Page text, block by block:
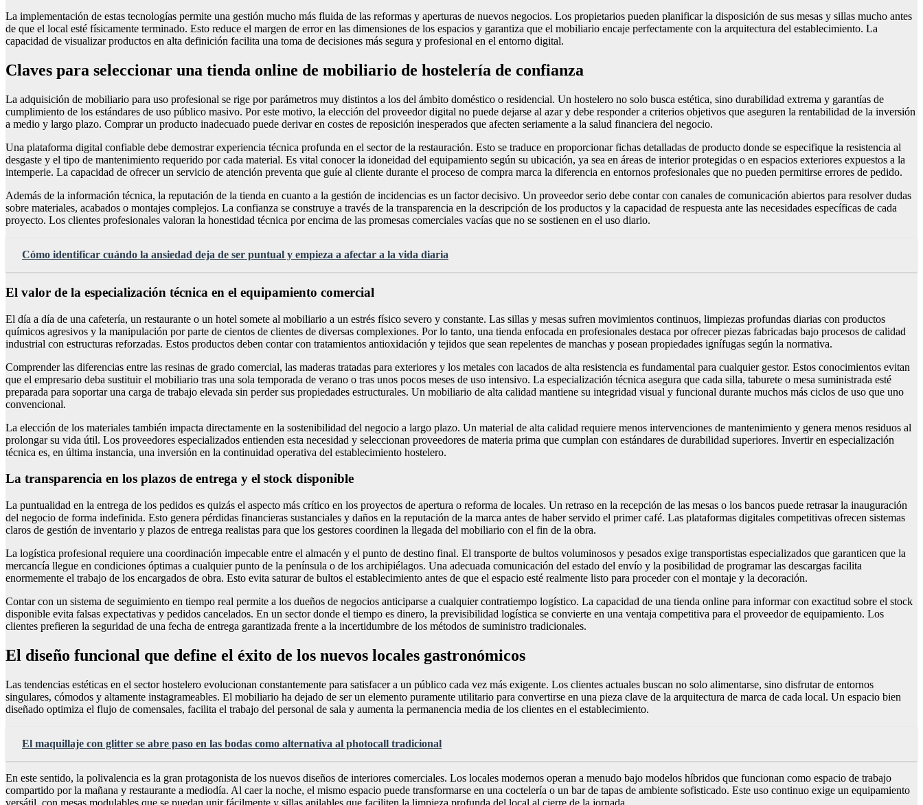
La implementación de estas tecnologías permite una gestión mucho más fluida de las reformas y aperturas de nuevos negocios. Los propietarios pueden planificar la disposición de sus mesas y sillas mucho antes
de que el local esté físicamente terminado. Esto reduce el margen de error en las dimensiones de los espacios y garantiza que el mobiliario encaje perfectamente con la arquitectura del establecimiento. La
capacidad de visualizar productos en alta definición facilita una toma de decisiones más segura y profesional en el entorno digital.
Claves para seleccionar una tienda online de mobiliario de hostelería de confianza
La adquisición de mobiliario para uso profesional se rige por parámetros muy distintos a los del ámbito doméstico o residencial. Un hostelero no solo busca estética, sino durabilidad extrema y garantías de
cumplimiento de los estándares de uso público masivo. Por este motivo, la elección del proveedor digital no puede dejarse al azar y debe responder a criterios objetivos que aseguren la rentabilidad de la inversión
a medio y largo plazo. Comprar un producto inadecuado puede derivar en costes de reposición inesperados que afecten seriamente a la salud financiera del negocio.
Una plataforma digital confiable debe demostrar experiencia técnica profunda en el sector de la restauración. Esto se traduce en proporcionar fichas detalladas de producto donde se especifique la resistencia al
desgaste y el tipo de mantenimiento requerido por cada material. Es vital conocer la idoneidad del equipamiento según su ubicación, ya sea en áreas de interior protegidas o en espacios exteriores expuestos a la
intemperie. La capacidad de ofrecer un servicio de atención preventa que guíe al cliente durante el proceso de compra marca la diferencia en entornos profesionales que no pueden permitirse errores de pedido.
Además de la información técnica, la reputación de la tienda en cuanto a la gestión de incidencias es un factor decisivo. Un proveedor serio debe contar con canales de comunicación abiertos para resolver dudas
sobre materiales, acabados o montajes complejos. La confianza se construye a través de la transparencia en la descripción de los productos y la capacidad de respuesta ante las necesidades específicas de cada
proyecto. Los clientes profesionales valoran la honestidad técnica por encima de las promesas comerciales vacías que no se sostienen en el uso diario.
Cómo identificar cuándo la ansiedad deja de ser puntual y empieza a afectar a la vida diaria
El valor de la especialización técnica en el equipamiento comercial
El día a día de una cafetería, un restaurante o un hotel somete al mobiliario a un estrés físico severo y constante. Las sillas y mesas sufren movimientos continuos, limpiezas profundas diarias con productos
químicos agresivos y la manipulación por parte de cientos de clientes de diversas complexiones. Por lo tanto, una tienda enfocada en profesionales destaca por ofrecer piezas fabricadas bajo procesos de calidad
industrial con estructuras reforzadas. Estos productos deben contar con tratamientos antioxidación y tejidos que sean repelentes de manchas y posean propiedades ignífugas según la normativa.
Comprender las diferencias entre las resinas de grado comercial, las maderas tratadas para exteriores y los metales con lacados de alta resistencia es fundamental para cualquier gestor. Estos conocimientos evitan
que el empresario deba sustituir el mobiliario tras una sola temporada de verano o tras unos pocos meses de uso intensivo. La especialización técnica asegura que cada silla, taburete o mesa suministrada esté
preparada para soportar una carga de trabajo elevada sin perder sus propiedades estructurales. Un mobiliario de alta calidad mantiene su integridad visual y funcional durante muchos más ciclos de uso que uno
convencional.
La elección de los materiales también impacta directamente en la sostenibilidad del negocio a largo plazo. Un material de alta calidad requiere menos intervenciones de mantenimiento y genera menos residuos al
prolongar su vida útil. Los proveedores especializados entienden esta necesidad y seleccionan proveedores de materia prima que cumplan con estándares de durabilidad superiores. Invertir en especialización
técnica es, en última instancia, una inversión en la continuidad operativa del establecimiento hostelero.
La transparencia en los plazos de entrega y el stock disponible
La puntualidad en la entrega de los pedidos es quizás el aspecto más crítico en los proyectos de apertura o reforma de locales. Un retraso en la recepción de las mesas o los bancos puede retrasar la inauguración
del negocio de forma indefinida. Esto genera pérdidas financieras sustanciales y daños en la reputación de la marca antes de haber servido el primer café. Las plataformas digitales competitivas ofrecen sistemas
claros de gestión de inventario y plazos de entrega realistas para que los gestores coordinen la llegada del mobiliario con el fin de la obra.
La logística profesional requiere una coordinación impecable entre el almacén y el punto de destino final. El transporte de bultos voluminosos y pesados exige transportistas especializados que garanticen que la
mercancía llegue en condiciones óptimas a cualquier punto de la península o de los archipiélagos. Una adecuada comunicación del estado del envío y la posibilidad de programar las descargas facilita
enormemente el trabajo de los encargados de obra. Esto evita saturar de bultos el establecimiento antes de que el espacio esté realmente listo para proceder con el montaje y la decoración.
Contar con un sistema de seguimiento en tiempo real permite a los dueños de negocios anticiparse a cualquier contratiempo logístico. La capacidad de una tienda online para informar con exactitud sobre el stock
disponible evita falsas expectativas y pedidos cancelados. En un sector donde el tiempo es dinero, la previsibilidad logística se convierte en una ventaja competitiva para el proveedor de equipamiento. Los
clientes prefieren la seguridad de una fecha de entrega garantizada frente a la incertidumbre de los métodos de suministro tradicionales.
El diseño funcional que define el éxito de los nuevos locales gastronómicos
Las tendencias estéticas en el sector hostelero evolucionan constantemente para satisfacer a un público cada vez más exigente. Los clientes actuales buscan no solo alimentarse, sino disfrutar de entornos
singulares, cómodos y altamente instagrameables. El mobiliario ha dejado de ser un elemento puramente utilitario para convertirse en una pieza clave de la arquitectura de marca de cada local. Un espacio bien
diseñado optimiza el flujo de comensales, facilita el trabajo del personal de sala y aumenta la permanencia media de los clientes en el establecimiento.
El maquillaje con glitter se abre paso en las bodas como alternativa al photocall tradicional
En este sentido, la polivalencia es la gran protagonista de los nuevos diseños de interiores comerciales. Los locales modernos operan a menudo bajo modelos híbridos que funcionan como espacio de trabajo
compartido por la mañana y restaurante a mediodía. Al caer la noche, el mismo espacio puede transformarse en una coctelería o un bar de tapas de ambiente sofisticado. Este uso continuo exige un equipamiento
versátil, con mesas modulables que se puedan unir fácilmente y sillas apilables que faciliten la limpieza profunda del local al cierre de la jornada.